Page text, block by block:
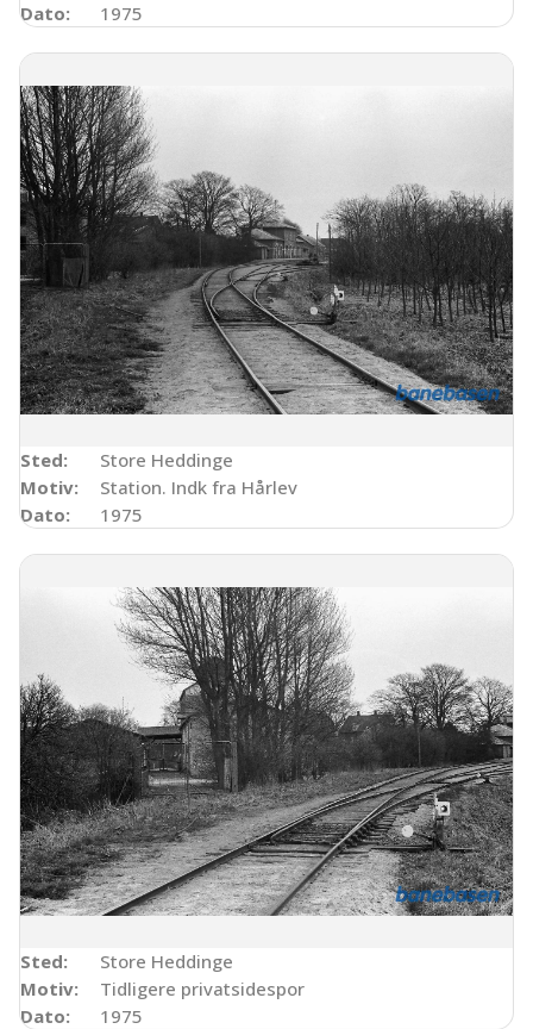
Dato:
1975
Sted:
Store Heddinge
Motiv:
Station. Indk fra Hårlev
Dato:
1975
Sted:
Store Heddinge
Motiv:
Tidligere privatsidespor
Dato:
1975